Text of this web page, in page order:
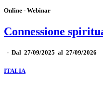
Online - Webinar
Connessione
- Dal 27/09/2025 al 27/09/2026
ITALIA